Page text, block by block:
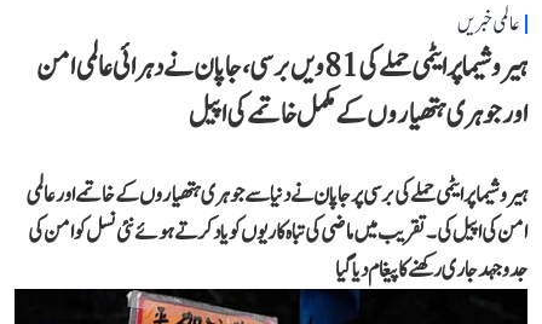
عالمی خبریں
ہیروشیما پر ایٹمی حملے کی 81ویں برسی، جاپان نے دہرائی عالمی امن
اور جوہری ہتھیاروں کے مکمل خاتمے کی اپیل
ہیروشیما پر ایٹمی حملے کی برسی پر جاپان نے دنیا سے جوہری ہتھیاروں کے خاتمے اور عالمی
امن کی اپیل کی۔ تقریب میں ماضی کی تباہ کاریوں کو یاد کرتے ہوئے نئی نسل کو امن کی
جدوجہد جاری رکھنے کا پیغام دیا گیا